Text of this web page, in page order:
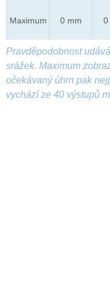
Maximum 0 mm 0
Pravděpodobnost
srážek. Maximum
očekávaný úhrn pak
vychází ze 40 výstupů